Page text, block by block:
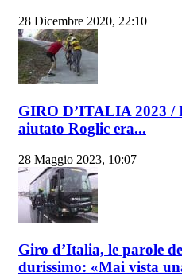
28 Dicembre 2020, 22:10
GIRO D’ITALIA 2023 /
aiutato Roglic era...
28 Maggio 2023, 10:07
Giro d’Italia, le parole
durissimo: «Mai vista